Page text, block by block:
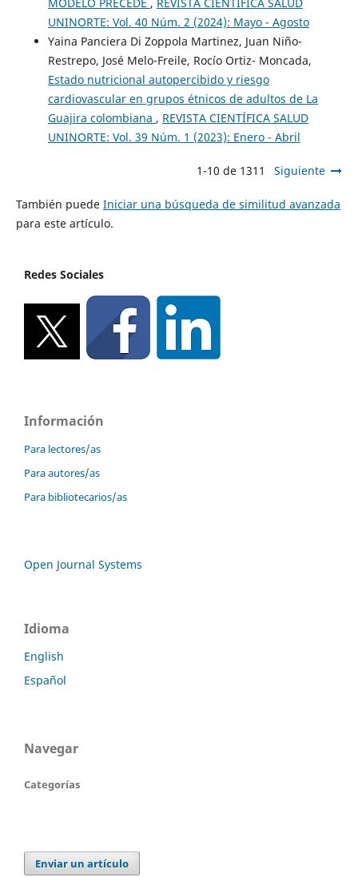
MODELO PRECEDE , REVISTA CIENTÍFICA SALUD
UNINORTE: Vol. 40 Núm. 2 (2024): Mayo - Agosto
Yaina Panciera Di Zoppola Martinez, Juan Niño-
Restrepo, José Melo-Freile, Rocío Ortiz- Moncada,
Estado nutricional autopercibido y riesgo
cardiovascular en grupos étnicos de adultos de La
Guajira colombiana , REVISTA CIENTÍFICA SALUD
UNINORTE: Vol. 39 Núm. 1 (2023): Enero - Abril
1-10 de 1311 Siguiente
También puede Iniciar una búsqueda de similitud avanzada
para este artículo.
Redes Sociales
Información
Para lectores/as
Para autores/as
Para bibliotecarios/as
Open Journal Systems
Idioma
English
Español
Navegar
Categorías
Enviar un artículo